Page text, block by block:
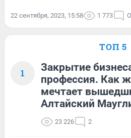
22 сентября, 2023, 15:58 1 773
ТОП 5
1
Закрытие
профессия. Как
мечтает
Алтайский
23 226 2